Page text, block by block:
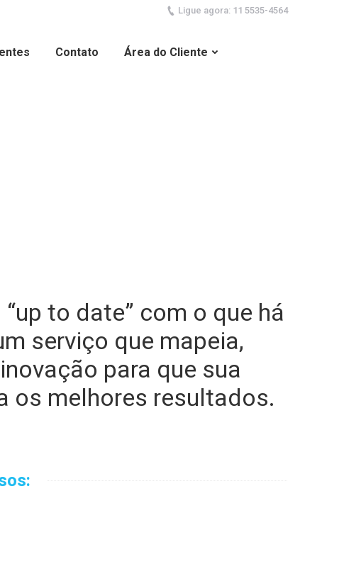
Ligue agora: 11 5535-4564
Contato Área do Cliente
to date” com o que há
serviço que mapeia,
para que sua
os melhores resultados.